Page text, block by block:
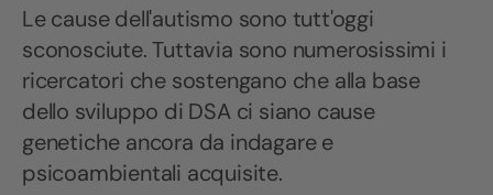
Le cause dell'autismo sono tutt'oggi
sconosciute. Tuttavia sono numerosissimi i
ricercatori che sostengano che alla base
dello sviluppo di DSA ci siano cause
genetiche ancora da indagare e
psicoambientali acquisite.